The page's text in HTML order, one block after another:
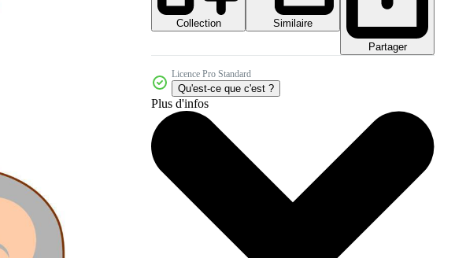
Collection
Similaire
Partager
Licence Pro Standard
Qu'est-ce que c'est ?
Plus d'infos